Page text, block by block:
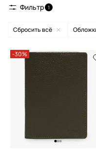
Фильтр 1
Сбросить всё
-30%